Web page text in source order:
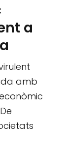
a
amb